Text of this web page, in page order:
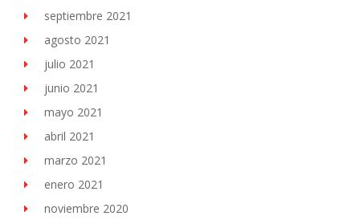
septiembre 2021
agosto 2021
julio 2021
junio 2021
mayo 2021
abril 2021
marzo 2021
enero 2021
noviembre 2020